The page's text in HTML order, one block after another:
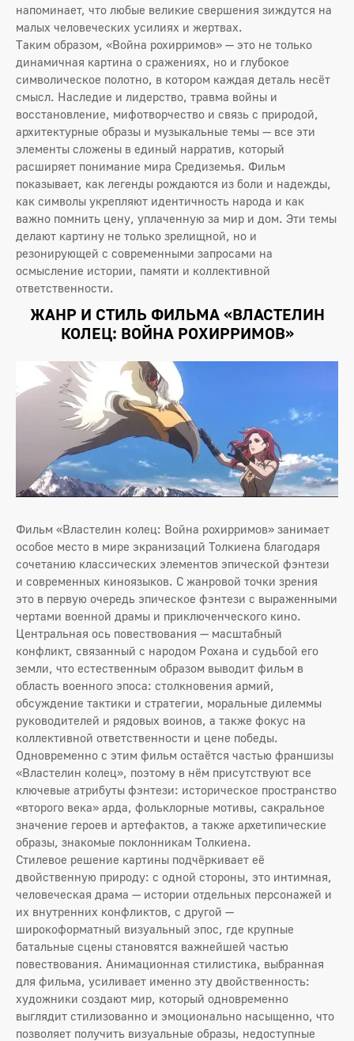
напоминает, что любые великие свершения зиждутся на
малых человеческих усилиях и жертвах.
Таким образом, «Война рохирримов» — это не только
динамичная картина о сражениях, но и глубокое
символическое полотно, в котором каждая деталь несёт
смысл. Наследие и лидерство, травма войны и
восстановление, мифотворчество и связь с природой,
архитектурные образы и музыкальные темы — все эти
элементы сложены в единый нарратив, который
расширяет понимание мира Средиземья. Фильм
показывает, как легенды рождаются из боли и надежды,
как символы укрепляют идентичность народа и как
важно помнить цену, уплаченную за мир и дом. Эти темы
делают картину не только зрелищной, но и
резонирующей с современными запросами на
осмысление истории, памяти и коллективной
ответственности.
ЖАНР И СТИЛЬ ФИЛЬМА «ВЛАСТЕЛИН
КОЛЕЦ: ВОЙНА РОХИРРИМОВ»
Фильм «Властелин колец: Война рохирримов» занимает
особое место в мире экранизаций Толкиена благодаря
сочетанию классических элементов эпической фэнтези
и современных киноязыков. С жанровой точки зрения
это в первую очередь эпическое фэнтези с выраженными
чертами военной драмы и приключенческого кино.
Центральная ось повествования — масштабный
конфликт, связанный с народом Рохана и судьбой его
земли, что естественным образом выводит фильм в
область военного эпоса: столкновения армий,
обсуждение тактики и стратегии, моральные дилеммы
руководителей и рядовых воинов, а также фокус на
коллективной ответственности и цене победы.
Одновременно с этим фильм остаётся частью франшизы
«Властелин колец», поэтому в нём присутствуют все
ключевые атрибуты фэнтези: историческое пространство
«второго века» арда, фольклорные мотивы, сакральное
значение героев и артефактов, а также архетипические
образы, знакомые поклонникам Толкиена.
Стилевое решение картины подчёркивает её
двойственную природу: с одной стороны, это интимная,
человеческая драма — истории отдельных персонажей и
их внутренних конфликтов, с другой —
широкоформатный визуальный эпос, где крупные
батальные сцены становятся важнейшей частью
повествования. Анимационная стилистика, выбранная
для фильма, усиливает именно эту двойственность:
художники создают мир, который одновременно
выглядит стилизованно и эмоционально насыщенно, что
позволяет получить визуальные образы, недоступные